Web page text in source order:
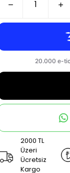
2000 TL
Üzeri
Ücretsiz
Kargo